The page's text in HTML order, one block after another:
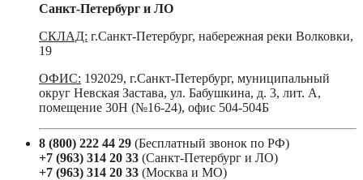
Санкт-Петербург и ЛО
СКЛАД: г.Санкт-Петербург, набережная реки Волковки,
19
ОФИС: 192029, г.Санкт-Петербург, муниципальный
округ Невская Застава, ул. Бабушкина, д. 3, лит. А,
помещение 30Н (№16-24), офис 504-504Б
8 (800) 222 44 29 (Бесплатный звонок по РФ)
+7 (963) 314 20 33 (Санкт-Петербург и ЛО)
+7 (963) 314 20 33 (Москва и МО)